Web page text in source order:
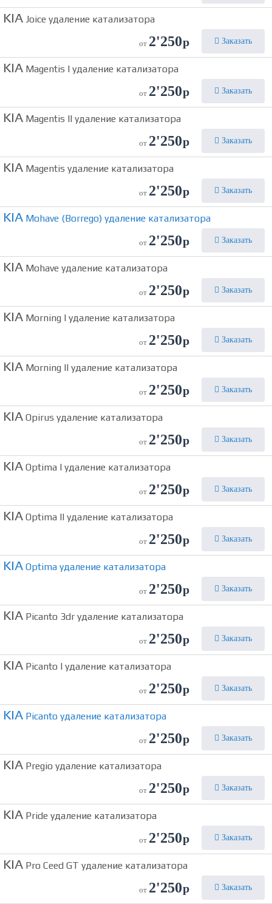
KIA Joice удаление катализатора
от 2'250р Заказать
KIA Magentis I удаление катализатора
от 2'250р Заказать
KIA Magentis II удаление катализатора
от 2'250р Заказать
KIA Magentis удаление катализатора
от 2'250р Заказать
KIA Mohave (Borrego) удаление катализатора
от 2'250р Заказать
KIA Mohave удаление катализатора
от 2'250р Заказать
KIA Morning I удаление катализатора
от 2'250р Заказать
KIA Morning II удаление катализатора
от 2'250р Заказать
KIA Opirus удаление катализатора
от 2'250р Заказать
KIA Optima I удаление катализатора
от 2'250р Заказать
KIA Optima II удаление катализатора
от 2'250р Заказать
KIA Optima удаление катализатора
от 2'250р Заказать
KIA Picanto 3dr удаление катализатора
от 2'250р Заказать
KIA Picanto I удаление катализатора
от 2'250р Заказать
KIA Picanto удаление катализатора
от 2'250р Заказать
KIA Pregio удаление катализатора
от 2'250р Заказать
KIA Pride удаление катализатора
от 2'250р Заказать
KIA Pro Ceed GT удаление катализатора
от 2'250р Заказать